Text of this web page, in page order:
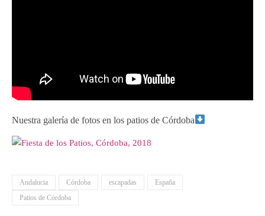
Nuestra galería de fotos en los patios de Córdoba
Andalucia Córdoba escapadas
España
Patios de Córdoba